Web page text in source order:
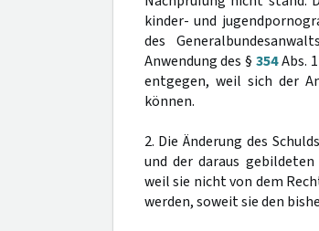
kinder- und
des
Anwendung des §354Abs.
entgegen, weil sich der
können.
2. Die Änderung des
und der daraus
weil sie nicht von dem
werden, soweit sie den